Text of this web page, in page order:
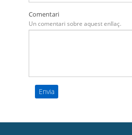
Comentari
Un comentari sobre aquest enllaç.